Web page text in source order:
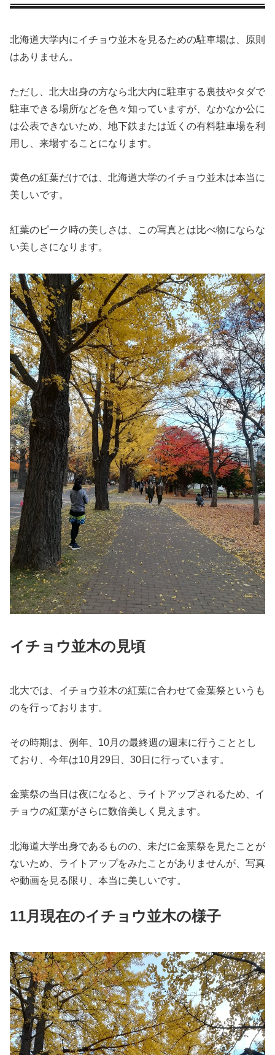
北海道大学内にイチョウ並木を見るための駐車場は、原則
はありません。
ただし、北大出身の方なら北大内に駐車する裏技やタダで
駐車できる場所などを色々知っていますが、なかなか公に
は公表できないため、地下鉄または近くの有料駐車場を利
用し、来場することになります。
黄色の紅葉だけでは、北海道大学のイチョウ並木は本当に
美しいです。
紅葉のピーク時の美しさは、この写真とは比べ物にならな
い美しさになります。
イチョウ並木の見頃
北大では、イチョウ並木の紅葉に合わせて金葉祭というも
のを行っております。
その時期は、例年、10月の最終週の週末に行うこととし
ており、今年は10月29日、30日に行っています。
金葉祭の当日は夜になると、ライトアップされるため、イ
チョウの紅葉がさらに数倍美しく見えます。
北海道大学出身であるものの、未だに金葉祭を見たことが
ないため、ライトアップをみたことがありませんが、写真
や動画を見る限り、本当に美しいです。
11月現在のイチョウ並木の様子